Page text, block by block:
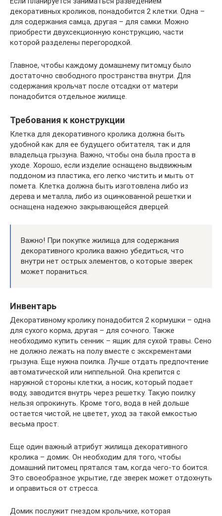
декоративных кроликов, понадобится 2 клетки. Одна –
для содержания самца, другая – для самки. Можно
приобрести двухсекционную конструкцию, части
которой разделены перегородкой.
Главное, чтобы каждому домашнему питомцу было
достаточно свободного пространства внутри. Для
содержания крольчат после отсадки от матери
понадобится отдельное жилище.
Требования к конструкции
Клетка для декоративного кролика должна быть
удобной как для ее будущего обитателя, так и для
владельца грызуна. Важно, чтобы она была проста в
уходе. Хорошо, если изделие оснащено выдвижным
поддоном из пластика, его легко чистить и мыть от
помета. Клетка должна быть изготовлена либо из
дерева и металла, либо из оцинкованной решетки и
оснащена надежно закрывающейся дверцей.
Важно! При покупке жилища для содержания
декоративного кролика важно убедиться, что
внутри нет острых элементов, о которые зверек
может пораниться.
Инвентарь
Декоративному кролику понадобится 2 кормушки – одна
для сухого корма, другая – для сочного. Также
необходимо купить сенник – ящик для сухой травы. Сено
не должно лежать на полу вместе с экскрементами
грызуна. Еще нужна поилка. Лучше отдать предпочтение
автоматической или ниппельной. Она крепится с
наружной стороны клетки, а носик, который подает
воду, заводится внутрь через решетку. Такую поилку
нельзя опрокинуть. Кроме того, вода в ней дольше
остается чистой, не цветет, уход за такой емкостью
весьма прост.
Еще один важный атрибут жилища декоративного
кролика – домик. Он необходим для того, чтобы
домашний питомец прятался там, когда чего-то боится.
Это своеобразное укрытие, где зверек может отдохнуть
и оправиться от стресса.
Домик послужит гнездом крольчихе, которая